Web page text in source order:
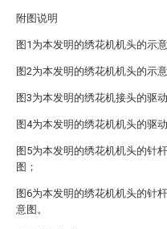
附图说明
图1为本发明的绣花机机头的示意
图2为本发明的绣花机机头的示意
图3为本发明的绣花机接头的驱
图4为本发明的绣花机机头的驱
图5为本发明的绣花机机头的针
图；
图6为本发明的绣花机机头的针
意图。